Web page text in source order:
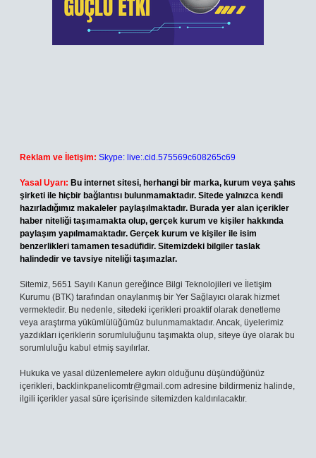
Reklam ve İletişim: Skype: live:.cid.575569c608265c69
Yasal Uyarı: Bu internet sitesi, herhangi bir marka, kurum veya şahıs
şirketi ile hiçbir bağlantısı bulunmamaktadır. Sitede yalnızca kendi
hazırladığımız makaleler paylaşılmaktadır. Burada yer alan içerikler
haber niteliği taşımamakta olup, gerçek kurum ve kişiler hakkında
paylaşım yapılmamaktadır. Gerçek kurum ve kişiler ile isim
benzerlikleri tamamen tesadüfidir. Sitemizdeki bilgiler taslak
halindedir ve tavsiye niteliği taşımazlar.
Sitemiz, 5651 Sayılı Kanun gereğince Bilgi Teknolojileri ve İletişim
Kurumu (BTK) tarafından onaylanmış bir Yer Sağlayıcı olarak hizmet
vermektedir. Bu nedenle, sitedeki içerikleri proaktif olarak denetleme
veya araştırma yükümlülüğümüz bulunmamaktadır. Ancak, üyelerimiz
yazdıkları içeriklerin sorumluluğunu taşımakta olup, siteye üye olarak bu
sorumluluğu kabul etmiş sayılırlar.
Hukuka ve yasal düzenlemelere aykırı olduğunu düşündüğünüz
içerikleri, backlinkpanelicomtr@gmail.com adresine bildirmeniz halinde,
ilgili içerikler yasal süre içerisinde sitemizden kaldırılacaktır.